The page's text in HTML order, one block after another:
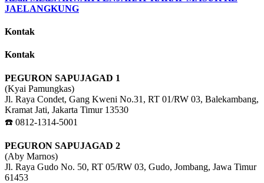
JAELANGKUNG
Kontak
Kontak
PEGURON SAPUJAGAD 1
(Kyai Pamungkas)
Jl. Raya Condet, Gang Kweni No.31, RT 01/RW 03, Balekambang,
Kramat Jati, Jakarta Timur 13530
☎️ 0812-1314-5001
PEGURON SAPUJAGAD 2
(Aby Marnos)
Jl. Raya Gudo No. 50, RT 05/RW 03, Gudo, Jombang, Jawa Timur
61453